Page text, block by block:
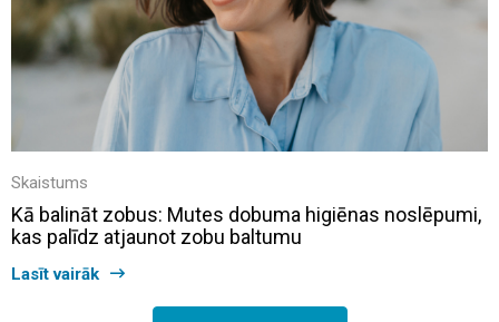
Skaistums
Kā balināt zobus: Mutes dobuma higiēnas noslēpumi,
kas palīdz atjaunot zobu baltumu
Lasīt vairāk